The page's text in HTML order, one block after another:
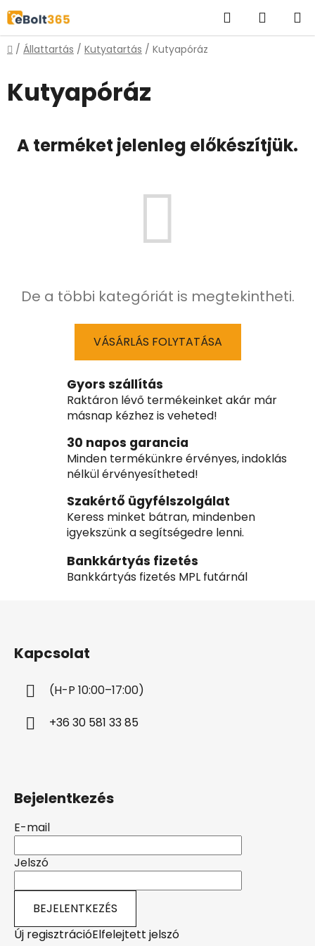
Ugrás
fő
tartalomhoz
KeresésKOSÁR
Kezdőlap
/ Állattartás / Kutyatartás / Kutyapóráz
Kutyapóráz
A terméket jelenleg előkészítjük.
De a többi kategóriát is megtekintheti.
VÁSÁRLÁS FOLYTATÁSA
Gyors szállítás
Raktáron lévő termékeinket akár már
másnap kézhez is veheted!
30 napos garancia
Minden termékünkre érvényes, indoklás
nélkül érvényesítheted!
Szakértő ügyfélszolgálat
Keress minket bátran, mindenben
igyekszünk a segítségedre lenni.
Bankkártyás fizetés
Bankkártyás fizetés MPL futárnál
Kapcsolat
(H-P 10:00–17:00)
+36 30 581 33 85
Bejelentkezés
E-mail
Jelszó
BEJELENTKEZÉS
Új regisztrációElfelejtett jelszó